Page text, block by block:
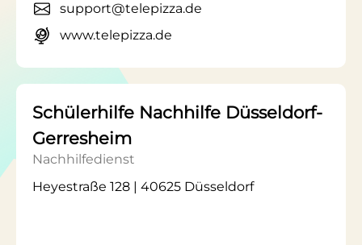
support@telepizza.de
www.telepizza.de
Schülerhilfe Nachhilfe Düsseldorf-
Gerresheim
Nachhilfedienst
Heyestraße 128 | 40625 Düsseldorf